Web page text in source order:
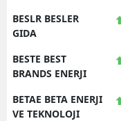
BESLR BESLER
GIDA
BESTE BEST
BRANDS ENERJI
BETAE BETA ENERJI
VE TEKNOLOJI